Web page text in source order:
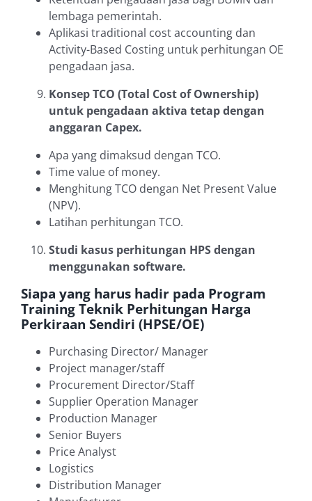
lembaga pemerintah.
Aplikasi traditional cost accounting dan
Activity-Based Costing untuk perhitungan OE
pengadaan jasa.
Konsep TCO (Total Cost of Ownership)
untuk pengadaan aktiva tetap dengan
anggaran Capex.
Apa yang dimaksud dengan TCO.
Time value of money.
Menghitung TCO dengan Net Present Value
(NPV).
Latihan perhitungan TCO.
Studi kasus perhitungan HPS dengan
menggunakan software.
Siapa yang harus hadir pada Program
Training Teknik Perhitungan Harga
Perkiraan Sendiri (HPSE/OE)
Purchasing Director/ Manager
Project manager/staff
Procurement Director/Staff
Supplier Operation Manager
Production Manager
Senior Buyers
Price Analyst
Logistics
Distribution Manager